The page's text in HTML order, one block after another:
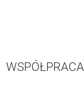
WSPÓŁPRACA